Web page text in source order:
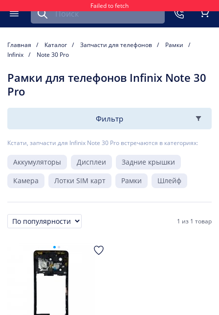
Failed to fetch
Меню
Найти запчасть для мобильного устройства
Главная Каталог Запчасти для телефонов
Рамки
Infinix
Note 30 Pro
Рамки для телефонов Infinix Note 30
Pro
Фильтр
Кстати, запчасти для Infinix Note 30 Pro встречаются в категориях:
Аккумуляторы Дисплеи
Задние крышки
Камера
Лотки SIM карт Рамки Шлейф
Сортировка 1 из 1 товар